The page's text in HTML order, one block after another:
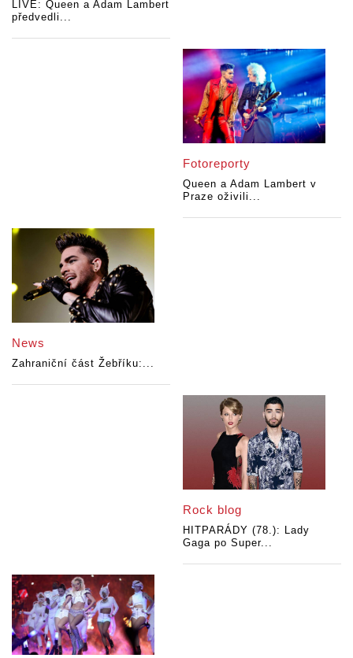
LIVE: Queen a Adam Lambert
předvedli...
Fotoreporty
Queen a Adam Lambert v
Praze oživili...
News
Zahraniční část Žebříku:...
Rock blog
HITPARÁDY (78.): Lady
Gaga po Super...